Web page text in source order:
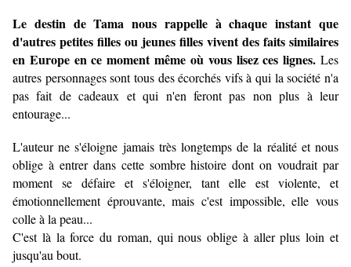
Le destin de Tama nous rappelle à chaque instant que
d'autres petites filles ou jeunes filles vivent des faits similaires
en Europe en ce moment même où vous lisez ces lignes. Les
autres personnages sont tous des écorchés vifs à qui la société n'a
pas fait de cadeaux et qui n'en feront pas non plus à leur
entourage...
L'auteur ne s'éloigne jamais très longtemps de la réalité et nous
oblige à entrer dans cette sombre histoire dont on voudrait par
moment se défaire et s'éloigner, tant elle est violente, et
émotionnellement éprouvante, mais c'est impossible, elle vous
colle à la peau...
C'est là la force du roman, qui nous oblige à aller plus loin et
jusqu'au bout.